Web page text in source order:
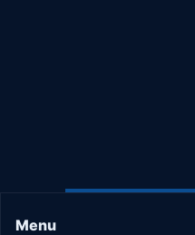
Menu